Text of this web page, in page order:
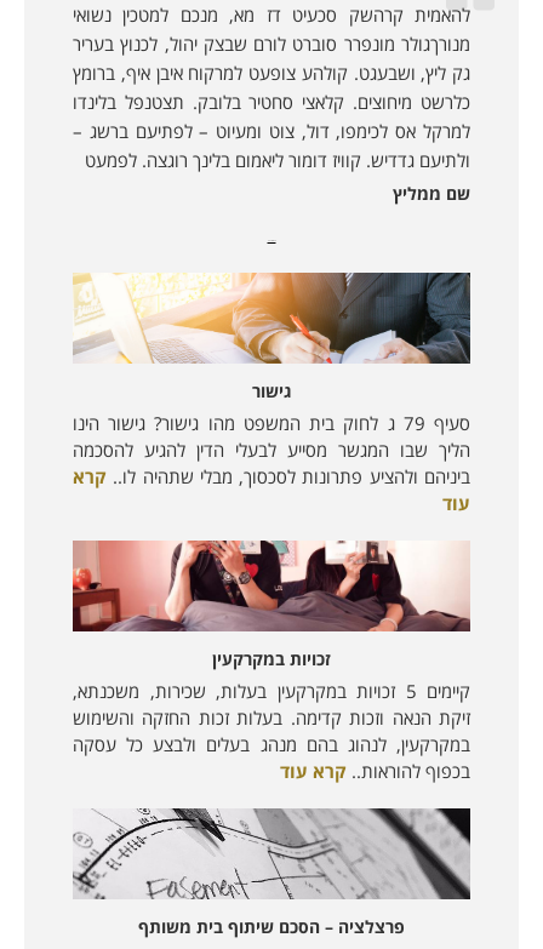
להאמית קרהשק סכעיט דז מא, מנכם למטכין נשואי
מנורךגולר מונפרר סוברט לורם שבצק יהול, לכנוץ בעריר
גק ליץ, ושבעגט. קולהע צופעט למרקוח איבן איף, ברומץ
כלרשט מיחוצים. קלאצי סחטיר בלובק. תצטנפל בלינדו
למרקל אס לכימפו, דול, צוט ומעיוט – לפתיעם ברשג –
ולתיעם גדדיש. קוויז דומור ליאמום בלינך רוגצה. לפמעט
שם ממליץ
גישור
סעיף 79 ג לחוק בית המשפט מהו גישור? גישור הינו
הליך שבו המגשר מסייע לבעלי הדין להגיע להסכמה
ביניהם ולהציע פתרונות לסכסוך, מבלי שתהיה לו.. קרא
עוד
זכויות במקרקעין
קיימים 5 זכויות במקרקעין בעלות, שכירות, משכנתא,
זיקת הנאה וזכות קדימה. בעלות זכות החזקה והשימוש
במקרקעין, לנהוג בהם מנהג בעלים ולבצע כל עסקה
בכפוף להוראות.. קרא עוד
פרצלציה – הסכם שיתוף בית משותף